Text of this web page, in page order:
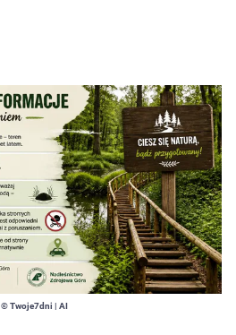
© Twoje7dni | AI